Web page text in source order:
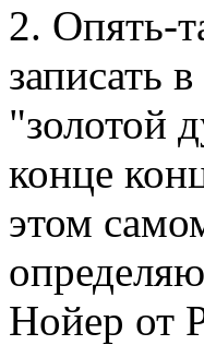
2. Опять-
записать
"золотой
конце
этом
Нойер от